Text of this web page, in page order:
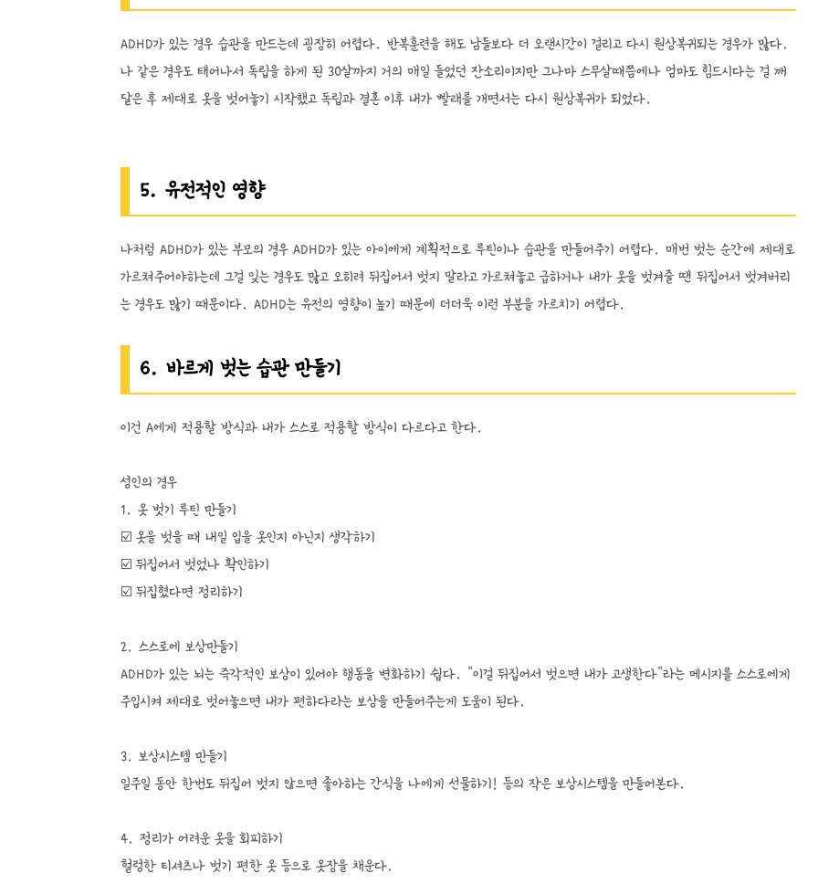
ADHD가 있는 경우 습관을 만드는데 굉장히 어렵다. 반복훈련을 해도 남들보다 더 오랜시간이 걸리고 다시 원상복귀되는 경우가 많다.
나 같은 경우도 태어나서 독립을 하게 된 30살까지 거의 매일 들었던 잔소리이지만 그나마 스무살때쯤에나 엄마도 힘드시다는 걸 깨
달은 후 제대로 옷을 벗어놓기 시작했고 독립과 결혼 이후 내가 빨래를 개면서는 다시 원상복귀가 되었다.
5. 유전적인 영향
나처럼 ADHD가 있는 부모의 경우 ADHD가 있는 아이에게 계획적으로 루틴이나 습관을 만들어주기 어렵다. 매번 벗는 순간에 제대로
가르쳐주어야하는데 그걸 잊는 경우도 많고 오히려 뒤집어서 벗지 말라고 가르쳐놓고 급하거나 내가 옷을 벗겨줄 땐 뒤집어서 벗겨버리
는 경우도 많기 때문이다. ADHD는 유전의 영향이 높기 때문에 더더욱 이런 부분을 가르치기 어렵다.
6. 바르게 벗는 습관 만들기
이건 A에게 적용할 방식과 내가 스스로 적용할 방식이 다르다고 한다.
성인의 경우
1. 옷 벗기 루틴 만들기
☑️ 옷을 벗을 때 내일 입을 옷인지 아닌지 생각하기
☑️ 뒤집어서 벗었나 확인하기
☑️ 뒤집혔다면 정리하기
2. 스스로에 보상만들기
ADHD가 있는 뇌는 즉각적인 보상이 있어야 행동을 변화하기 쉽다. "이걸 뒤집어서 벗으면 내가 고생한다"라는 메시지를 스스로에게
주입시켜 제대로 벗어놓으면 내가 편하다라는 보상을 만들어주는게 도움이 된다.
3. 보상시스템 만들기
일주일 동안 한번도 뒤집어 벗지 않으면 좋아하는 간식을 나에게 선물하기! 등의 작은 보상시스템을 만들어본다.
4. 정리가 어려운 옷을 회피하기
헐렁한 티셔츠나 벗기 편한 옷 등으로 옷장을 채운다.